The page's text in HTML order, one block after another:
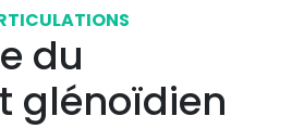
du
glénoïdien